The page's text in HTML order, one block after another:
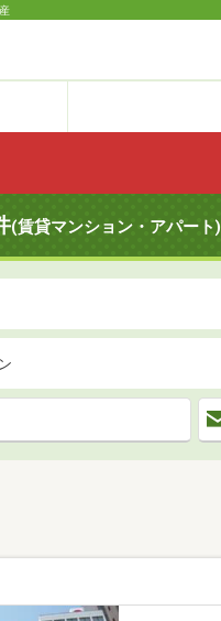
(賃貸マンション・アパート)